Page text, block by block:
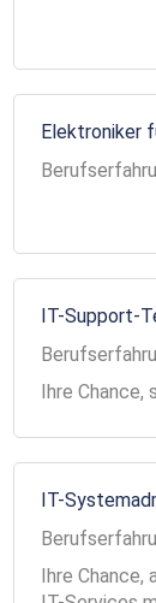
Elektroniker
IT-Support-
Ihre
IT-
Ihre